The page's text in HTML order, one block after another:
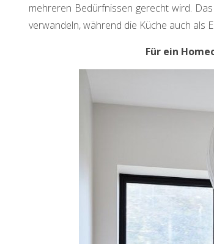
mehreren Bedürfnissen gerecht wird.
verwandeln, während die Küche auch als
Für ein